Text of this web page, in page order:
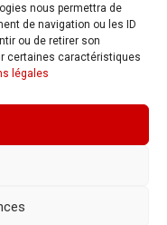
nous permettra de
de navigation ou les ID
ou de retirer son
certaines caractéristiques
légales
nos droits : les arrêts
added any widgets of
Widgets in the WordPress